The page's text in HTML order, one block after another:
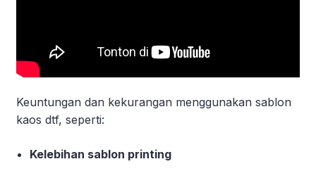
Keuntungan dan kekurangan menggunakan sablon
kaos dtf, seperti:
Kelebihan sablon printing